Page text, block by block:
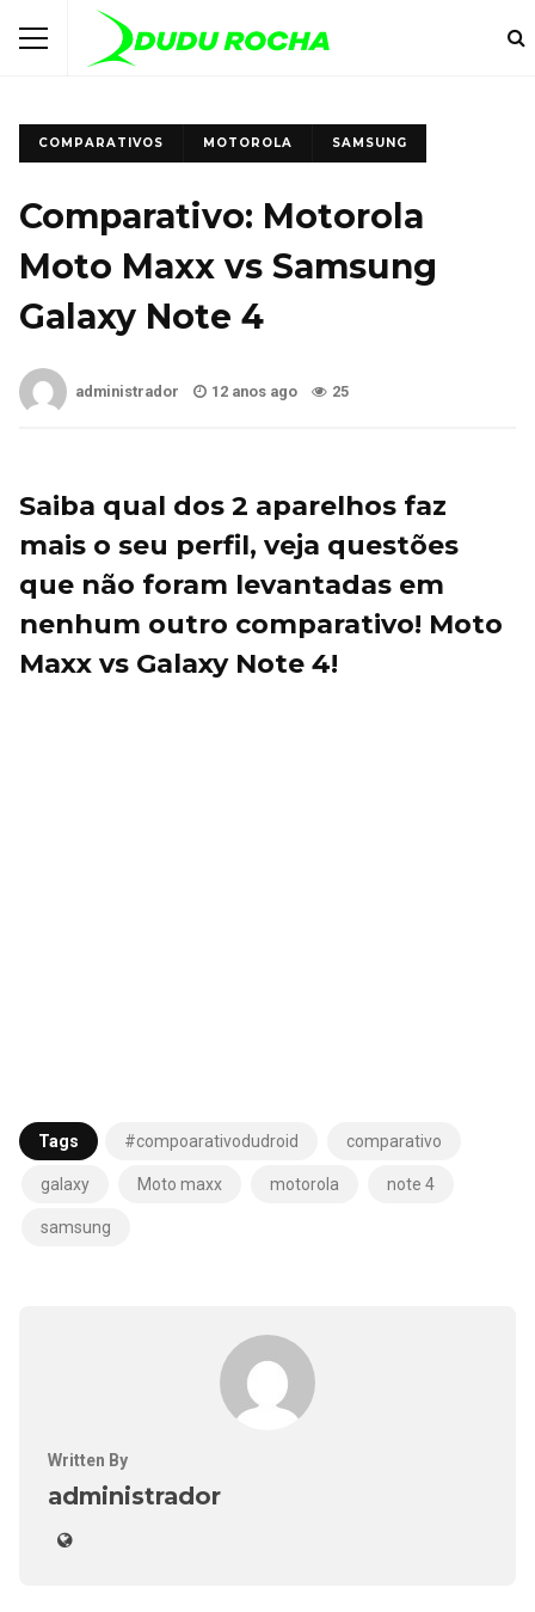
COMPARATIVOS MOTOROLA SAMSUNG
Comparativo: Motorola
Moto Maxx vs Samsung
Galaxy Note 4
administrador 12 anos ago 25
Saiba qual dos 2 aparelhos faz
mais o seu perfil, veja questões
que não foram levantadas em
nenhum outro comparativo! Moto
Maxx vs Galaxy Note 4!
Tags #compoarativodudroid comparativo
galaxy Moto maxx motorola note 4
samsung
Written By
administrador